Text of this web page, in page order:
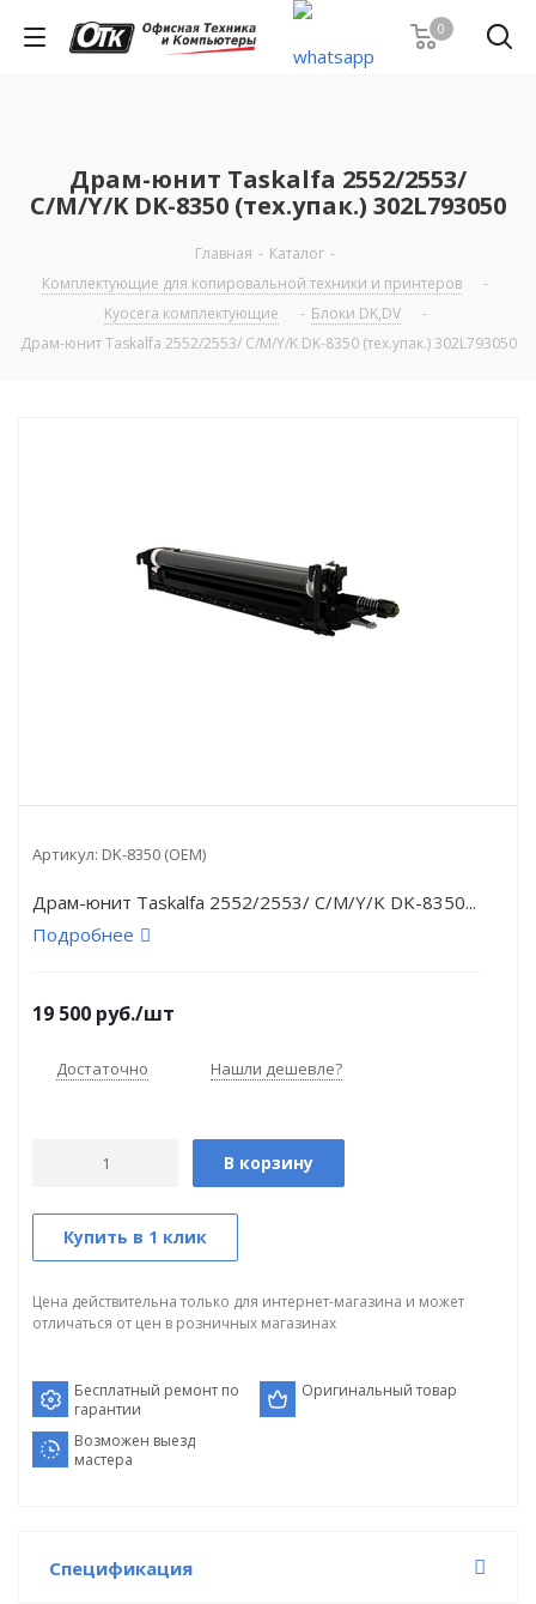
0
Драм-юнит Taskalfa 2552/2553/
C/M/Y/K DK-8350 (тех.упак.) 302L793050
Главная - Каталог -
Комплектующие для копировальной техники и принтеров
-
Kyocera комплектующие
- Блоки DK,DV
-
Драм-юнит Taskalfa 2552/2553/ C/M/Y/K DK-8350 (тех.упак.) 302L793050
Артикул: DK-8350 (OEM)
Драм-юнит Taskalfa 2552/2553/ C/M/Y/K DK-8350...
Подробнее
19 500 руб./шт
Достаточно Нашли дешевле?
В корзину
Купить в 1 клик
Цена действительна только для интернет-магазина и может
отличаться от цен в розничных магазинах
Бесплатный ремонт по
гарантии
Оригинальный товар
Возможен выезд
мастера
Спецификация